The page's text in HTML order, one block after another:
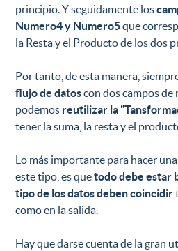
principio. Y seguidamente los
Numero4 y Numero5que
la Resta y el Producto de los dos
Por tanto, de esta manera,
flujo de datoscon dos campos de
podemos reutilizar la
tener la suma, la resta y el
Lo más importante para hacer
este tipo, es quetodo debe estar
tipo de los datos deben coincidir
como en la salida.
Hay que darse cuenta de la gran